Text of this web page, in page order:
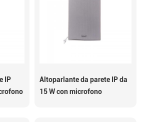
IP
Altoparlante da parete IP da
15 W con microfono